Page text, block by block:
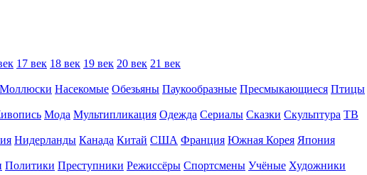
17 век 18 век 19 век 20 век 21 век
Моллюски Насекомые Обезьяны Паукообразные Пресмыкающиеся Птицы
Мода Мультипликация Одежда Сериалы Сказки Скульптура ТВ
Нидерланды Канада Китай США Франция Южная Корея Япония
Политики Преступники Режиссёры Спортсмены Учёные Художники